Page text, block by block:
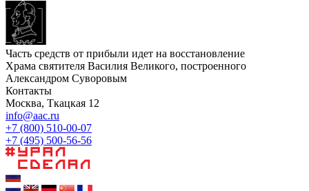
Часть средств от прибыли идет на восстановление
Храма святителя Василия Великого, построенного
Александром Суворовым
Контакты
Москва, Ткацкая 12
info@aac.ru
+7 (800) 510-00-07
+7 (495) 500-56-56